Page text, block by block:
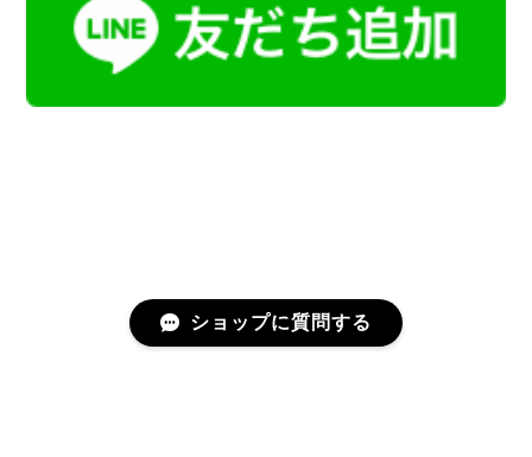
ショップに質問する